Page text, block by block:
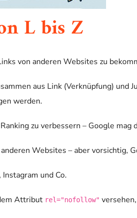
L bis Z
von anderen Websites zu
aus Link (Verknüpfung) und
werden.
zu verbessern – Google mag
Websites – aber vorsichtig,
und Co.
Attribut rel="nofollow"